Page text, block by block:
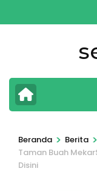
ke
Enter)
Beranda > Berita >
Taman Buah
Disini